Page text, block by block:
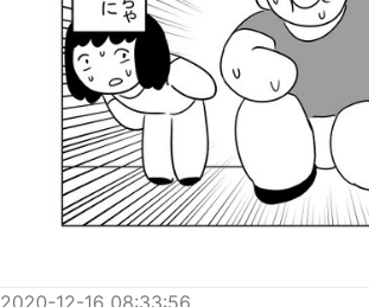
2020-12-16 08:33:56